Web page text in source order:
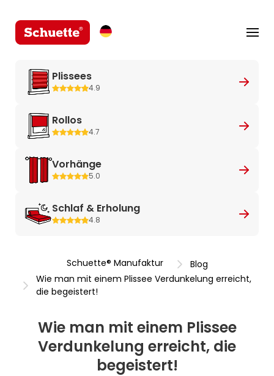
Plissees
4.9
Rollos
4.7
Vorhänge
5.0
Schlaf & Erholung
4.8
Schuette® Manufaktur
Blog
Wie man mit einem Plissee Verdunkelung erreicht,
die begeistert!
Wie man mit einem Plissee
Verdunkelung erreicht, die
begeistert!